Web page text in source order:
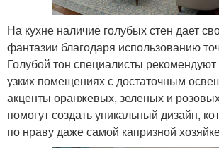
На кухне наличие голубых стен дает
фантазии благодаря использованию
Голубой тон специалисты
узких помещениях с достаточным
акценты оранжевых, зеленых и
помогут создать уникальный дизайн,
по нраву даже самой капризной